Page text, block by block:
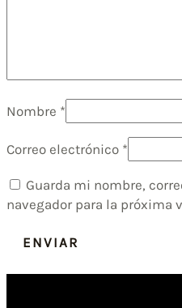
Nombre *
Correo electrónico *
Guarda mi nombre,
navegador para la próxima